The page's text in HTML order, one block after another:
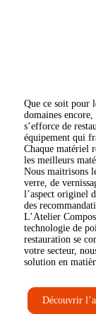
Que ce soit pour
domaines
s’efforce de
équipement qui
Chaque matériel
les meilleurs
Nous maitrisons
verre, de
l’aspect originel
des
L’Atelier
technologie de
restauration se
votre secteur,
solution en
Découvrir